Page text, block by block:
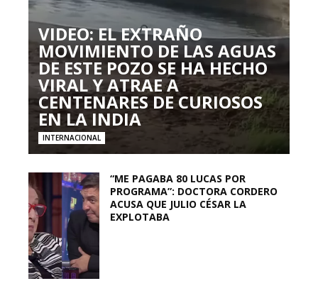
VIDEO: EL EXTRAÑO
MOVIMIENTO DE LAS AGUAS
DE ESTE POZO SE HA HECHO
VIRAL Y ATRAE A
CENTENARES DE CURIOSOS
EN LA INDIA
INTERNACIONAL
“ME PAGABA 80 LUCAS POR
PROGRAMA”: DOCTORA CORDERO
ACUSA QUE JULIO CÉSAR LA
EXPLOTABA